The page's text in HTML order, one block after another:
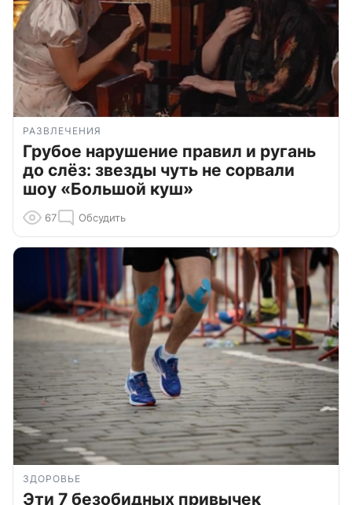
РАЗВЛЕЧЕНИЯ
Грубое нарушение правил и ругань
до слёз: звезды чуть не сорвали
шоу «Большой куш»
67 Обсудить
ЗДОРОВЬЕ
Эти 7 безобидных привычек